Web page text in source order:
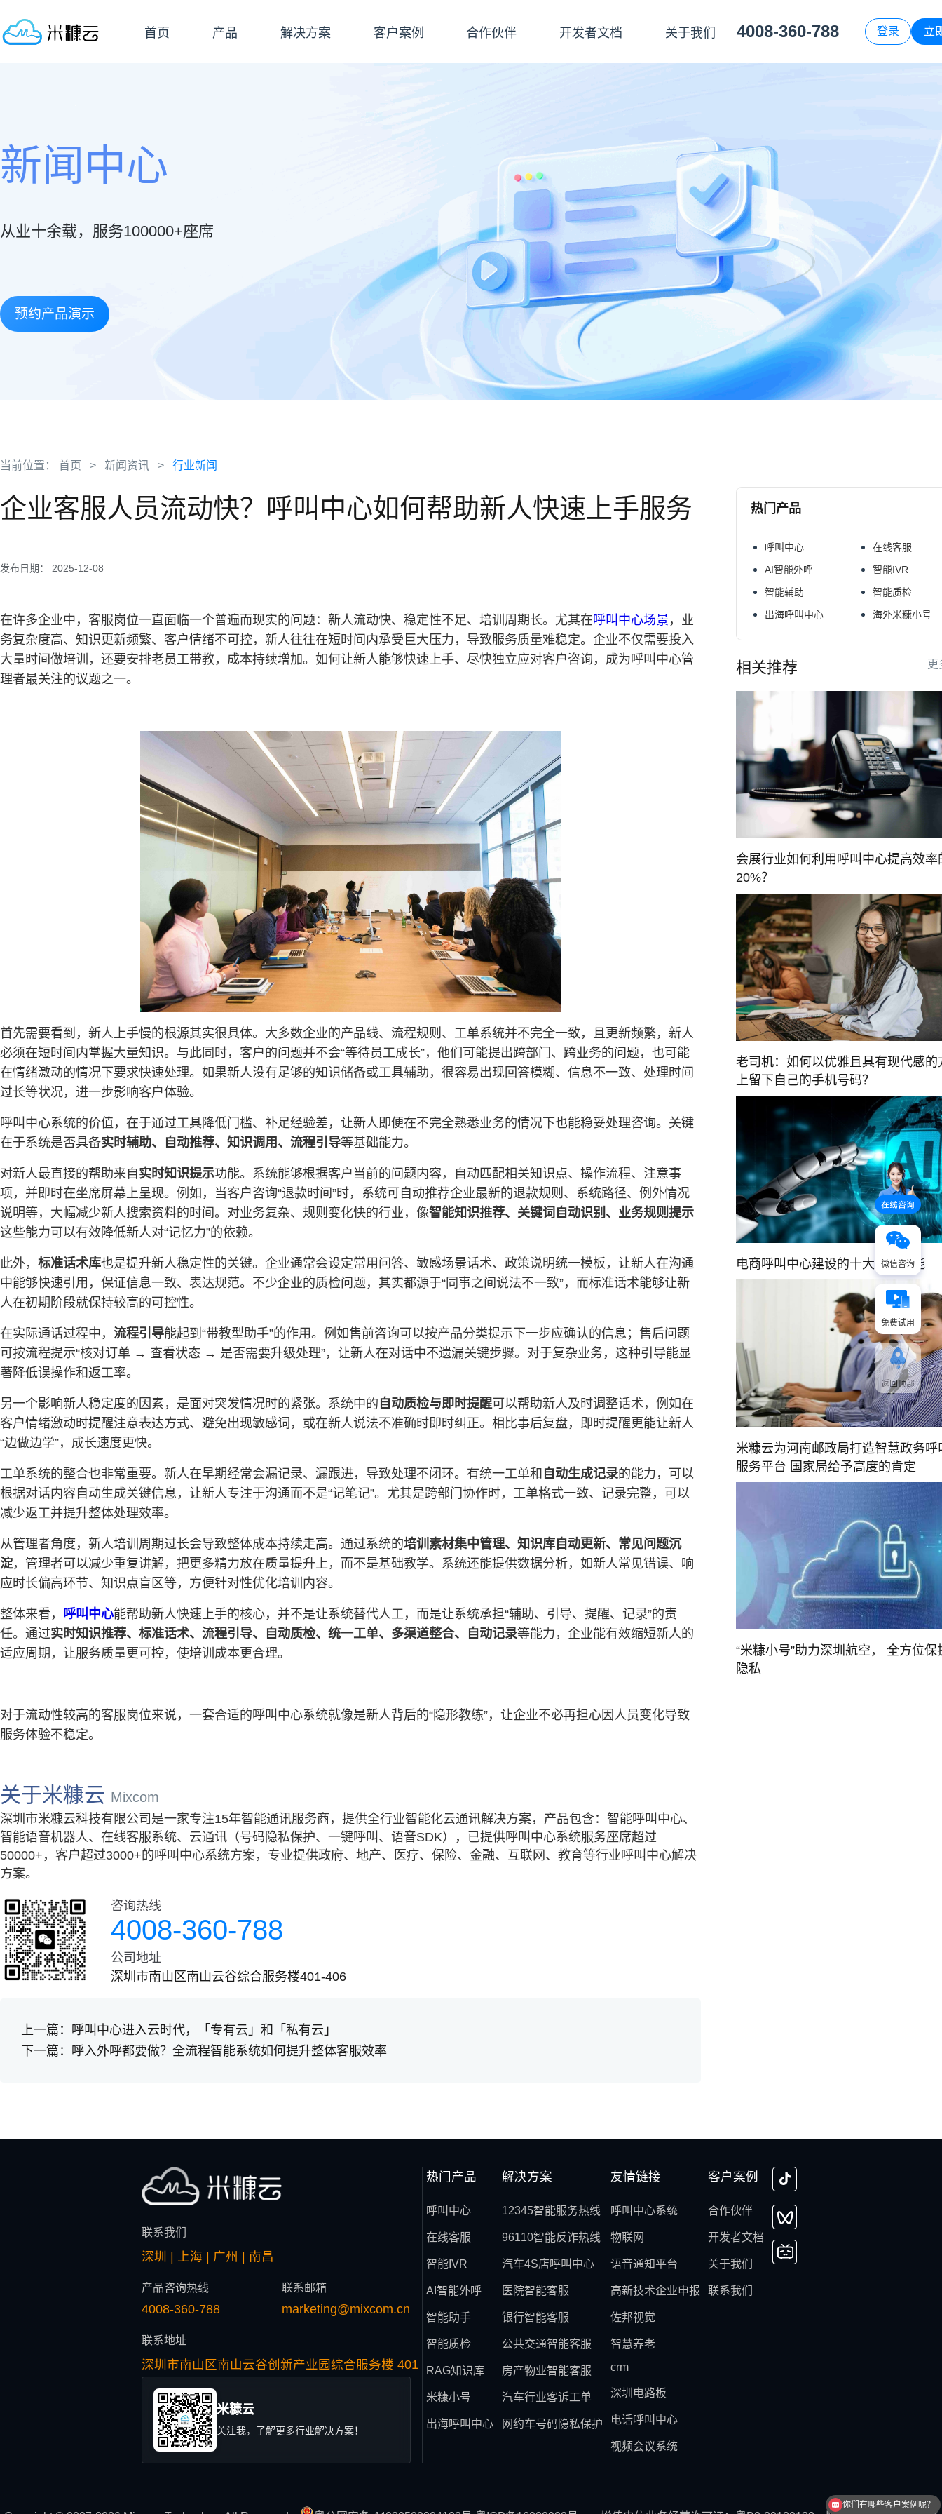
首页 产品 解决方案 客户案例 合作伙伴 开发者文档 关于我们 4008-360-788 登录 立
新闻中心
从业十余载，服务100000+座席
预约产品演示
当前位置： 首页 > 新闻资讯 > 行业新闻
企业客服人员流动快？呼叫中心如何帮助新人快速上手服务
发布日期： 2025-12-08
在许多企业中，客服岗位一直面临一个普遍而现实的问题：新人流动快、稳定性不足、培训周期长。尤其在呼叫中心场景 ，业
务复杂度高、知识更新频繁、客户情绪不可控，新人往往在短时间内承受巨大压力，导致服务质量难稳定。企业不仅需要投入
大量时间做培训，还要安排老员工带教，成本持续增加。如何让新人能够快速上手、尽快独立应对客户咨询，成为呼叫中心管
理者最关注的议题之一。
首先需要看到，新人上手慢的根源其实很具体。大多数企业的产品线、流程规则、工单系统并不完全一致，且更新频繁，新人
必须在短时间内掌握大量知识。与此同时，客户的问题并不会“等待员工成长”，他们可能提出跨部门、跨业务的问题，也可能
在情绪激动的情况下要求快速处理。如果新人没有足够的知识储备或工具辅助，很容易出现回答模糊、信息不一致、处理时间
过长等状况，进一步影响客户体验。
呼叫中心系统的价值，在于通过工具降低门槛、补足经验差，让新人即便在不完全熟悉业务的情况下也能稳妥处理咨询。关键
在于系统是否具备实时辅助、自动推荐、知识调用、流程引导等基础能力。
对新人最直接的帮助来自 实时知识提示功能。系统能够根据客户当前的问题内容，自动匹配相关知识点、操作流程、注意事
项，并即时在坐席屏幕上呈现。例如，当客户咨询“退款时间”时，系统可自动推荐企业最新的退款规则、系统路径、例外情况
说明等，大幅减少新人搜索资料的时间。对业务复杂、规则变化快的行业，像智能知识推荐、关键词自动识别、业务规则提示
这些能力可以有效降低新人对“记忆力”的依赖。
此外， 标准话术库也是提升新人稳定性的关键。企业通常会设定常用问答、敏感场景话术、政策说明统一模板，让新人在沟通
中能够快速引用，保证信息一致、表达规范。不少企业的质检问题，其实都源于“同事之间说法不一致”，而标准话术能够让新
人在初期阶段就保持较高的可控性。
在实际通话过程中， 流程引导能起到“带教型助手”的作用。例如售前咨询可以按产品分类提示下一步应确认的信息；售后问题
可按流程提示“核对订单 → 查看状态 → 是否需要升级处理”，让新人在对话中不遗漏关键步骤。对于复杂业务，这种引导能显
著降低误操作和返工率。
另一个影响新人稳定度的因素，是面对突发情况时的紧张。系统中的 自动质检与即时提醒可以帮助新人及时调整话术，例如在
客户情绪激动时提醒注意表达方式、避免出现敏感词，或在新人说法不准确时即时纠正。相比事后复盘，即时提醒更能让新人
“边做边学”，成长速度更快。
工单系统的整合也非常重要。新人在早期经常会漏记录、漏跟进，导致处理不闭环。有统一工单和 自动生成记录的能力，可以
根据对话内容自动生成关键信息，让新人专注于沟通而不是“记笔记”。尤其是跨部门协作时，工单格式一致、记录完整，可以
减少返工并提升整体处理效率。
从管理者角度，新人培训周期过长会导致整体成本持续走高。通过系统的培训素材集中管理、知识库自动更新、常见问题沉
淀，管理者可以减少重复讲解，把更多精力放在质量提升上，而不是基础教学。系统还能提供数据分析，如新人常见错误、响
应时长偏高环节、知识点盲区等，方便针对性优化培训内容。
整体来看， 呼叫中心能帮助新人快速上手的核心，并不是让系统替代人工，而是让系统承担“辅助、引导、提醒、记录”的责
任。通过实时知识推荐、标准话术、流程引导、自动质检、统一工单、多渠道整合、自动记录等能力，企业能有效缩短新人的
适应周期，让服务质量更可控，使培训成本更合理。
对于流动性较高的客服岗位来说，一套合适的呼叫中心系统就像是新人背后的“隐形教练”，让企业不必再担心因人员变化导致
服务体验不稳定。
关于米糠云 Mixcom
深圳市米糠云科技有限公司是一家专注15年智能通讯服务商，提供全行业智能化云通讯解决方案，产品包含：智能呼叫中心、
智能语音机器人、在线客服系统、云通讯（号码隐私保护、一键呼叫、语音SDK），已提供呼叫中心系统服务座席超过
50000+，客户超过3000+的呼叫中心系统方案，专业提供政府、地产、医疗、保险、金融、互联网、教育等行业呼叫中心解决
方案。
咨询热线
4008-360-788
公司地址
深圳市南山区南山云谷综合服务楼401-406
上一篇： 呼叫中心进入云时代，「专有云」和「私有云」
下一篇： 呼入外呼都要做？全流程智能系统如何提升整体客服效率
热门产品
呼叫中心
AI智能外呼
智能辅助
出海呼叫中心
在线客服
智能IVR
智能质检
海外米糠小号
相关推荐 更
会展行业如何利用呼叫中心提高效率
20%？
老司机：如何以优雅且具有现代感的
上留下自己的手机号码？
电商呼叫中心建设的十大常用功能
米糠云为河南邮政局打造智慧政务呼
服务平台 国家局给予高度的肯定
“米糠小号”助力深圳航空， 全方位保
隐私
联系我们
深圳 | 上海 | 广州 | 南昌
产品咨询热线
4008-360-788
联系邮箱
marketing@mixcom.cn
联系地址
深圳市南山区南山云谷创新产业园综合服务楼 401
米糠云
关注我，了解更多行业解决方案！
热门产品
呼叫中心
在线客服
智能IVR
AI智能外呼
智能助手
智能质检
RAG知识库
米糠小号
出海呼叫中心
解决方案
12345智能服务热线
96110智能反诈热线
汽车4S店呼叫中心
医院智能客服
银行智能客服
公共交通智能客服
房产物业智能客服
汽车行业客诉工单
网约车号码隐私保护
友情链接
呼叫中心系统
物联网
语音通知平台
高新技术企业申报
佐邦视觉
智慧养老
crm
深圳电路板
电话呼叫中心
视频会议系统
客户案例
合作伙伴
开发者文档
关于我们
联系我们
微信咨询
免费试用
返回顶部
你们有哪些客户案例呢？